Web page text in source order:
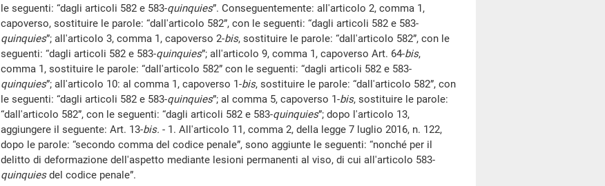
le seguenti: “dagli articoli 582 e 583-quinquies”. Conseguentemente: all'articolo 2, comma 1,
capoverso, sostituire le parole: “dall'articolo 582”, con le seguenti: “dagli articoli 582 e 583-
quinquies”; all'articolo 3, comma 1, capoverso 2-bis, sostituire le parole: “dall'articolo 582”, con le
seguenti: “dagli articoli 582 e 583-quinquies”; all'articolo 9, comma 1, capoverso Art. 64-bis,
comma 1, sostituire le parole: “dall'articolo 582” con le seguenti: “dagli articoli 582 e 583-
quinquies”; all'articolo 10: al comma 1, capoverso 1-bis, sostituire le parole: “dall'articolo 582”, con
le seguenti: “dagli articoli 582 e 583-quinquies”; al comma 5, capoverso 1-bis, sostituire le parole:
“dall'articolo 582”, con le seguenti: “dagli articoli 582 e 583-quinquies”; dopo l'articolo 13,
aggiungere il seguente: Art. 13-bis. - 1. All'articolo 11, comma 2, della legge 7 luglio 2016, n. 122,
dopo le parole: “secondo comma del codice penale”, sono aggiunte le seguenti: “nonché per il
delitto di deformazione dell'aspetto mediante lesioni permanenti al viso, di cui all'articolo 583-
quinquiesdel codice penale”.